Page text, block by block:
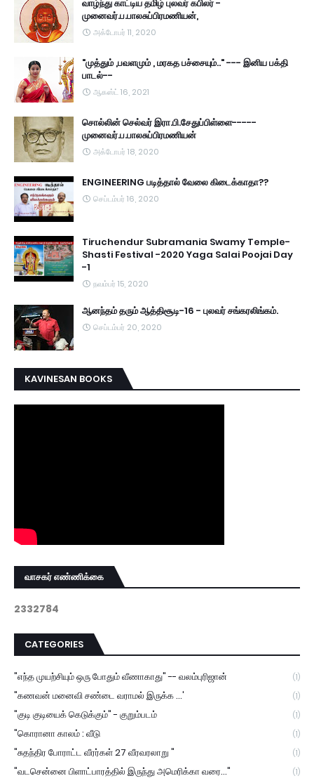
வாழ்ந்து காட்டிய தமிழ் புலவர் கபிலர் -
முனைவர்.ப.பாலசுப்பிரமணியன்,
அக்டோபர் 11, 2020
"முத்தும் ,பவளமும் , மரகத பச்சையும்.." --- இனிய பக்தி
பாடல்--
ஆகஸ்ட் 16, 2021
சொல்லின் செல்வர் இரா.பி.சேதுப்பிள்ளை-----
முனைவர்.ப.பாலசுப்பிரமணியன்
அக்டோபர் 18, 2020
ENGINEERING படித்தால் வேலை கிடைக்காதா??
செப்டம்பர் 16, 2020
Tiruchendur Subramania Swamy Temple-
Shasti Festival -2020 Yaga Salai Poojai Day
-1
நவம்பர் 15, 2020
ஆனந்தம் தரும் ஆத்திசூடி-16 - புலவர் சங்கரலிங்கம்.
செப்டம்பர் 20, 2020
KAVINESAN BOOKS
வாசகர் எண்ணிக்கை
2332784
CATEGORIES
"எந்த முயற்சியும் ஒரு போதும் வீணாகாது" -- வலம்புரிஜான் (1)
"கணவன் மனைவி சண்டை வராமல் இருக்க ...' (1)
"குடி குடியைக் கெடுக்கும்" - குறும்படம் (1)
"கொரானா காலம் : வீடு (1)
"சுதந்திர போராட்ட வீரர்கள் 27 வீரவரலாறு " (1)
"வடசென்னை பிளாட்பாரத்தில் இருந்து அமெரிக்கா வரை..." (1)